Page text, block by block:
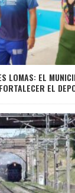
LOMAS: EL
EL